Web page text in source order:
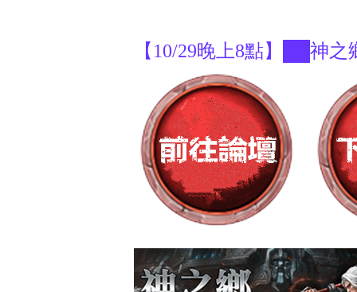
【10/29晚上8點】██神